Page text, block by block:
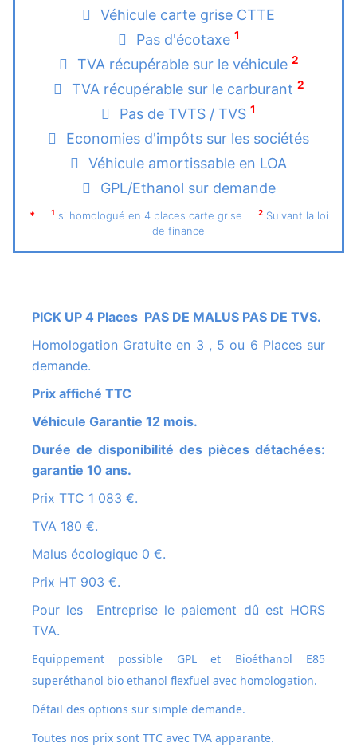
Véhicule carte grise CTTE
Pas d'écotaxe 1
TVA récupérable sur le véhicule 2
TVA récupérable sur le carburant 2
Pas de TVTS / TVS 1
Economies d'impôts sur les sociétés
Véhicule amortissable en LOA
GPL/Ethanol sur demande
* 1 si homologué en 4 places carte grise 2 Suivant la loi
de finance
PICK UP 4 Places PAS DE MALUS PAS DE TVS.
Homologation Gratuite en 3 , 5 ou 6 Places sur
demande.
Prix affiché TTC
Véhicule Garantie 12 mois.
Durée de disponibilité des pièces détachées:
garantie 10 ans.
Prix TTC 1 083 €.
TVA 180 €.
Malus écologique 0 €.
Prix HT 903 €.
Pour les Entreprise le paiement dû est HORS
TVA.
Equippement possible GPL et Bioéthanol E85
superéthanol bio ethanol flexfuel avec homologation.
Détail des options sur simple demande.
Toutes nos prix sont TTC avec TVA apparante.